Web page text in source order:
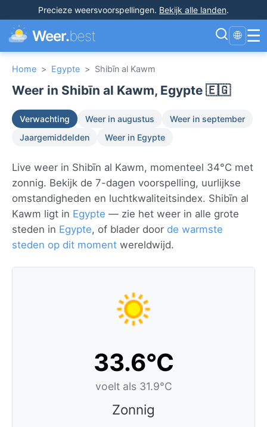
Precieze weersvoorspellingen. Bekijk alle landen.
Weer.best 🌐 ☰
Home > Egypte > Shibīn al Kawm
Weer in Shibīn al Kawm, Egypte 🇪🇬
Verwachting Weer in augustus
Weer in september
Jaargemiddelden
Weer in Egypte
Live weer in Shibīn al Kawm, momenteel 34°C met
zonnig. Bekijk de 7-dagen voorspelling, uurlijkse
omstandigheden en luchtkwaliteitsindex. Shibīn al
Kawm ligt in Egypte — zie het weer in alle grote
steden in Egypte, of blader door de warmste
steden op dit moment wereldwijd.
33.6°C
voelt als 31.9°C
Zonnig